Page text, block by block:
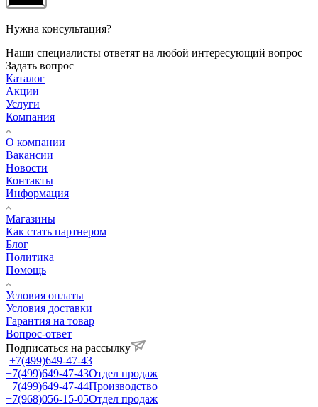
Нужна консультация?
Наши специалисты ответят на любой интересующий вопрос
Задать вопрос
Каталог
Акции
Услуги
Компания
О компании
Вакансии
Новости
Контакты
Информация
Магазины
Как стать партнером
Блог
Политика
Помощь
Условия оплаты
Условия доставки
Гарантия на товар
Вопрос-ответ
Подписаться на рассылку
+7(499)649-47-43
+7(499)649-47-43Отдел продаж
+7(499)649-47-44Производство
+7(968)056-15-05Отдел продаж